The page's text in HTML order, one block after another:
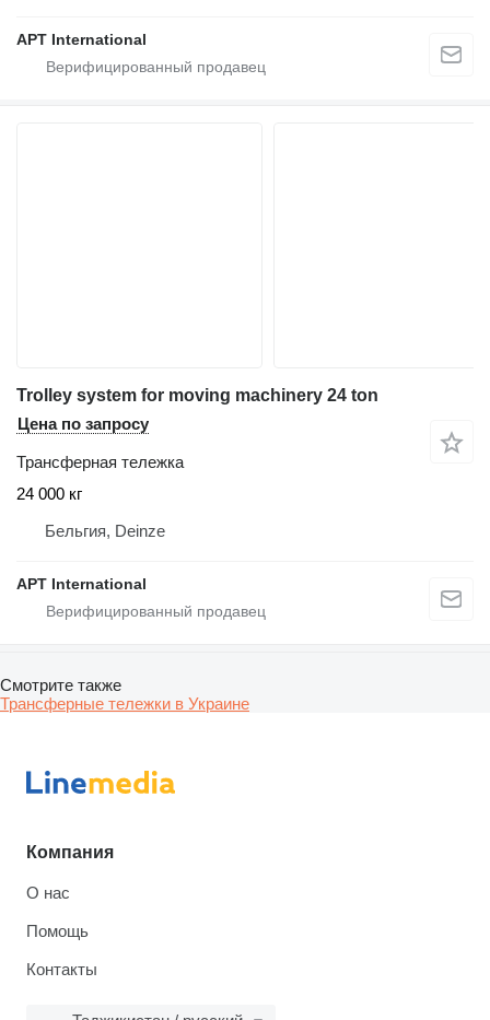
APT International
Trolley system for moving machinery 24 ton
Цена по запросу
Трансферная тележка
24 000 кг
Бельгия, Deinze
APT International
Смотрите также
Трансферные тележки в Украине
Компания
О нас
Помощь
Контакты